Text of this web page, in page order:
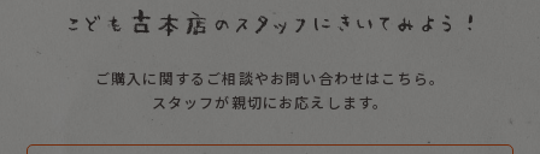
ご購入に関するご相談やお問い合わせはこちら。
スタッフが親切にお応えします。